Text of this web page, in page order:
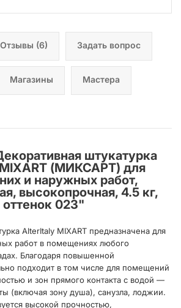
Отзывы (6) Задать вопрос
Магазины Мастера
штукатурка
(МИКСАРТ) для
и наружных работ,
высокопрочная, 4.5 кг,
оттенок 023"
AlterItaly MIXART предназначена для
работ в помещениях любого
Благодаря повышенной
подходит в том числе для помещений
и зон прямого контакта с водой —
(включая зону душа), санузла, лоджии.
высокой прочностью,